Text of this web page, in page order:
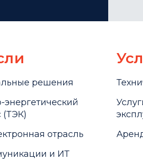
решения
энергетический
(ТЭК)
отрасль
и ИТ